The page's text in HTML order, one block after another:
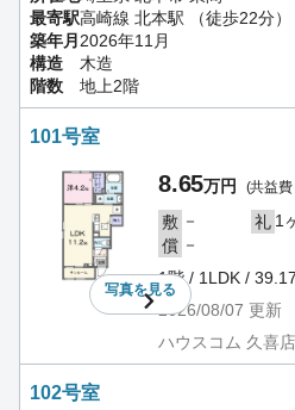
最寄駅高崎線 北本駅 （徒歩22分）
築年月 2026年11月
構造
木造
階数
地上2階
101号室
写真を見る
8.65万円 (共益
敷 － 礼 1
償 －
1階 / 1LDK /
2026/08/07 更新
ハウスコム 久喜店
102号室